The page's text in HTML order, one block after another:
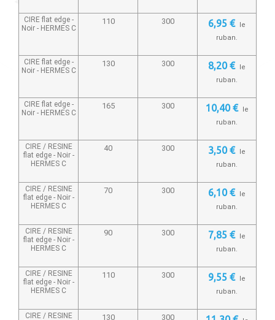
CIRE flat edge -
Noir - HERMES C
110 300 6,95 € le
ruban.
CIRE flat edge -
Noir - HERMES C
130 300 8,20 € le
ruban.
CIRE flat edge -
Noir - HERMES C
165 300 10,40 € le
ruban.
CIRE / RESINE
flat edge - Noir -
HERMES C
40 300 3,50 € le
ruban.
CIRE / RESINE
flat edge - Noir -
HERMES C
70 300 6,10 € le
ruban.
CIRE / RESINE
flat edge - Noir -
HERMES C
90 300 7,85 € le
ruban.
CIRE / RESINE
flat edge - Noir -
HERMES C
110 300 9,55 € le
ruban.
CIRE / RESINE
130 300